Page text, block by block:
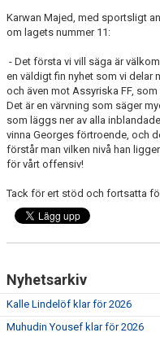
Karwan Majed, med sportsligt
om lagets nummer 11:
- Det första vi vill säga är
en väldigt fin nyhet som vi delar
och även mot Assyriska FF,
Det är en värvning som säger
som läggs ner av alla
vinna Georges förtroende, och
förstår man vilken nivå han
för vårt offensiv!
Tack för ert stöd och fortsatta
Nyhetsarkiv
Kalle Lindelöf klar för 2026
Muhudin Yousef klar för 2026